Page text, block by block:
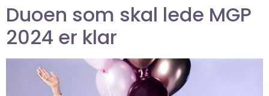
Duoen som skal lede MGP
2024 er klar